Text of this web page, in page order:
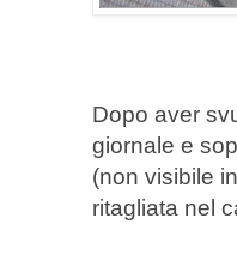
Dopo aver
giornale e
(non visibile
ritagliata nel